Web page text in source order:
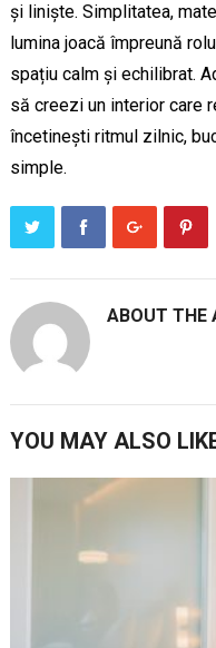
și liniște. Simplitatea,
lumina joacă împreună
spațiu calm și echilibrat.
să creezi un interior care
încetinești ritmul zilnic,
simple.
ABOUT THE
YOU MAY ALSO